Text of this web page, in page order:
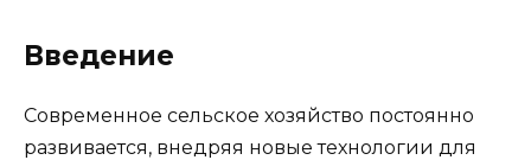
Введение
Современное сельское хозяйство постоянно
развивается, внедряя новые технологии для